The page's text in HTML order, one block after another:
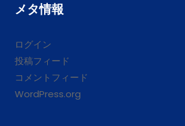
メタ情報
ログイン
投稿フィード
コメントフィード
WordPress.org